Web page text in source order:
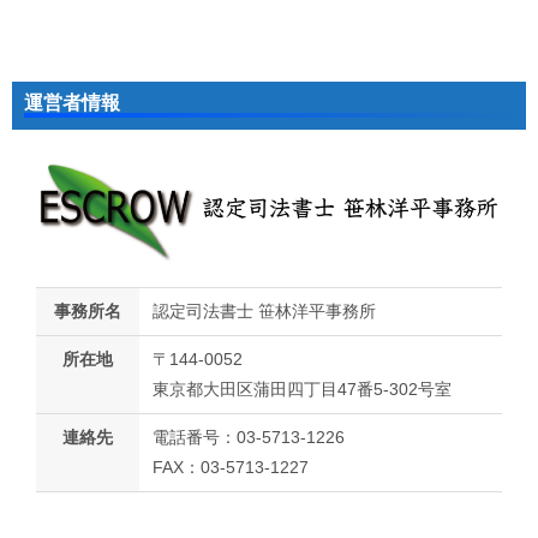
運営者情報
事務所名 認定司法書士 笹林洋平事務所
所在地
〒144-0052
東京都大田区蒲田四丁目47番5-302号室
連絡先
電話番号：03-5713-1226
FAX：03-5713-1227